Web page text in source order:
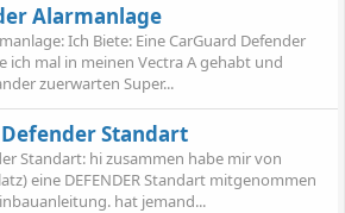
Alarmanlage
Ich Biete: Eine CarGuard Defender
ich mal in meinen Vectra A gehabt und
zuerwarten Super...
Standart
Standart: hi zusammen habe mir von
eine DEFENDER Standart mitgenommen
hat jemand...